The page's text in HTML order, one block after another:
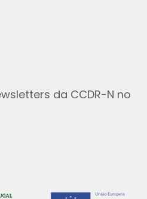
da CCDR-N no
externaHiperligação externa